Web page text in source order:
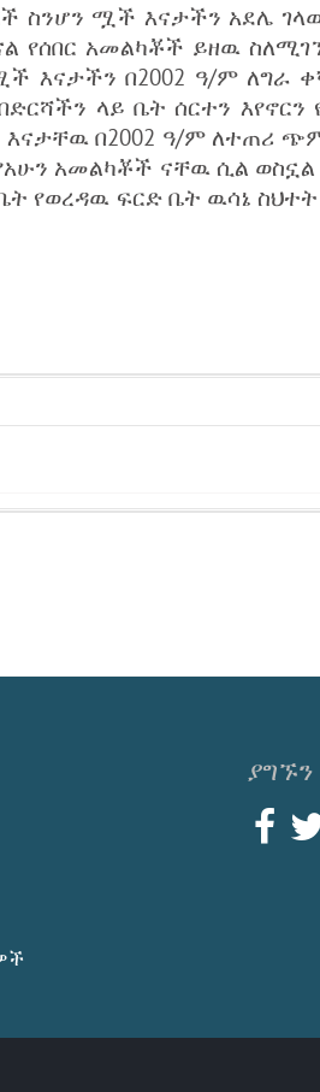
ስንሆን ሟች እናታችን አደሌ
የሰበር አመልካቾች ይዘዉ
እናታችን በ2002 ዓ/ም ለግራ
ላይ ቤት ሰርተን
በ2002 ዓ/ም ለተጠሪ
አመልካቾች ናቸዉ ሲል
የወረዳዉ ፍርድ ቤት ዉሳኔ
ያግኙን